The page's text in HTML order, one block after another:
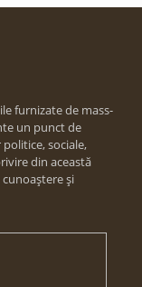
furnizate de mass-
un punct de
sociale,
din această
și